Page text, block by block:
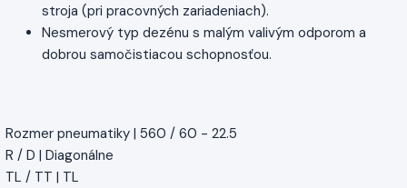
stroja (pri pracovných zariadeniach).
Nesmerový typ dezénu s malým valivým odporom a
dobrou samočistiacou schopnosťou.
Rozmer pneumatiky | 560 / 60 - 22.5
R / D | Diagonálne
TL / TT | TL